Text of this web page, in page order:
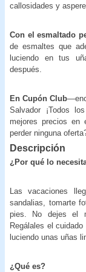
callosidades y
Con el esmaltado
de esmaltes que
luciendo en tus
después.
En Cupón Club
Salvador ¡Todos
mejores precios en
perder ninguna
Descripción
¿Por qué lo
Las vacaciones
sandalias, tomarte
pies. No dejes el
Regálales el
luciendo unas uñas
¿Qué es?